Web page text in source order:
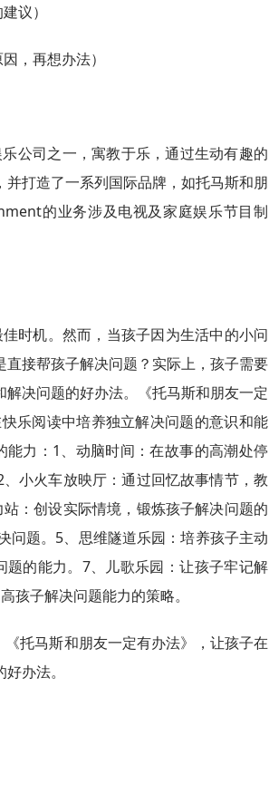
议）
，再想办法）
公司之一，寓教于乐，通过生动有趣的
打造了一系列国际品牌，如托马斯和朋
的业务涉及电视及家庭娱乐节目制
时机。然而，当孩子因为生活中的小问
接帮孩子解决问题？实际上，孩子需要
决问题的好办法。《托马斯和朋友一定
乐阅读中培养独立解决问题的意识和能
力：1、动脑时间：在故事的高潮处停
小火车放映厅：通过回忆故事情节，教
：创设实际情境，锻炼孩子解决问题的
问题。5、思维隧道乐园：培养孩子主动
的能力。7、儿歌乐园：让孩子牢记解
孩子解决问题能力的策略。
托马斯和朋友一定有办法》，让孩子在
办法。